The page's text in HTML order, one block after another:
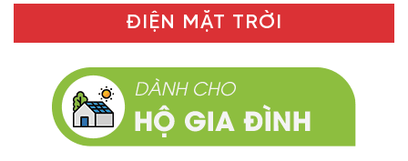
ĐIỆN MẶT TRỜI